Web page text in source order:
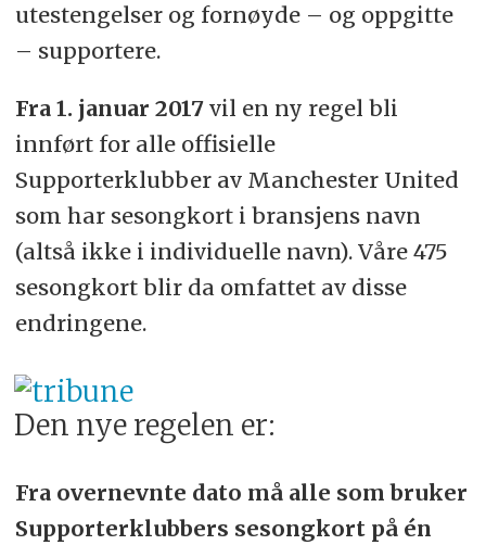
utestengelser og fornøyde – og oppgitte
– supportere.
Fra 1. januar 2017vil en ny regel bli
innført for alle offisielle
Supporterklubber av Manchester United
som har sesongkort i bransjens navn
(altså ikke i individuelle navn). Våre 475
sesongkort blir da omfattet av disse
endringene.
Den nye regelen er:
Fra overnevnte dato må alle som bruker
Supporterklubbers sesongkort på én